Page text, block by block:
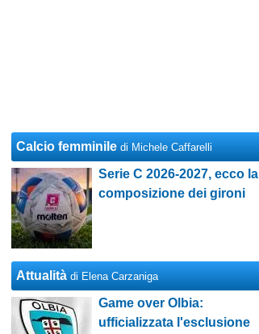
Calcio femminile di Michele Caffarelli
Serie C 2026-2027, ecco la
composizione dei gironi
Attualità di Elena Carzaniga
Game over Olbia:
ufficializzata l'esclusione